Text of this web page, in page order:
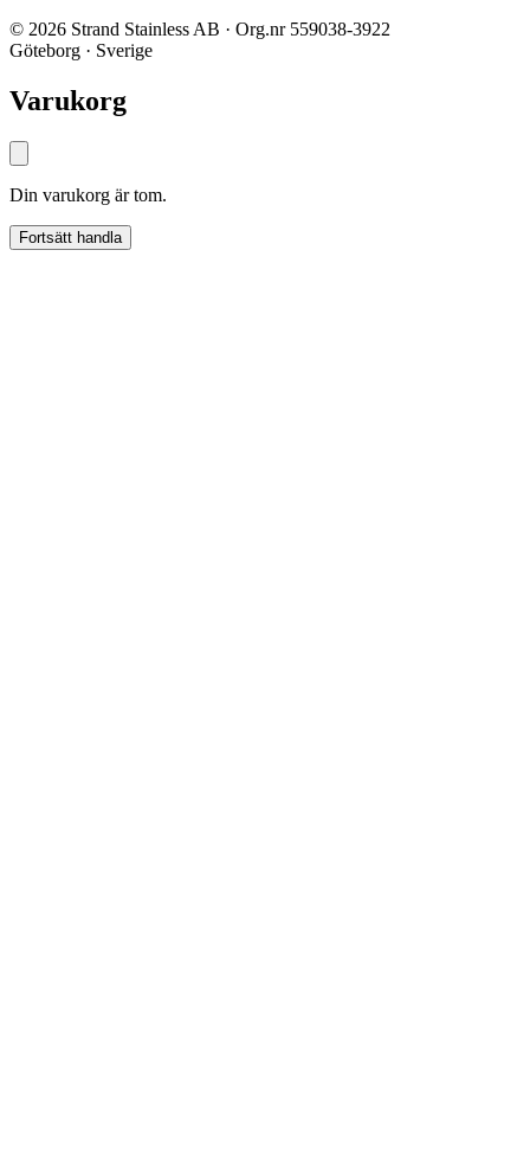
© 2026 Strand Stainless AB · Org.nr 559038-3922
Göteborg · Sverige
Varukorg
Din varukorg är tom.
Fortsätt handla